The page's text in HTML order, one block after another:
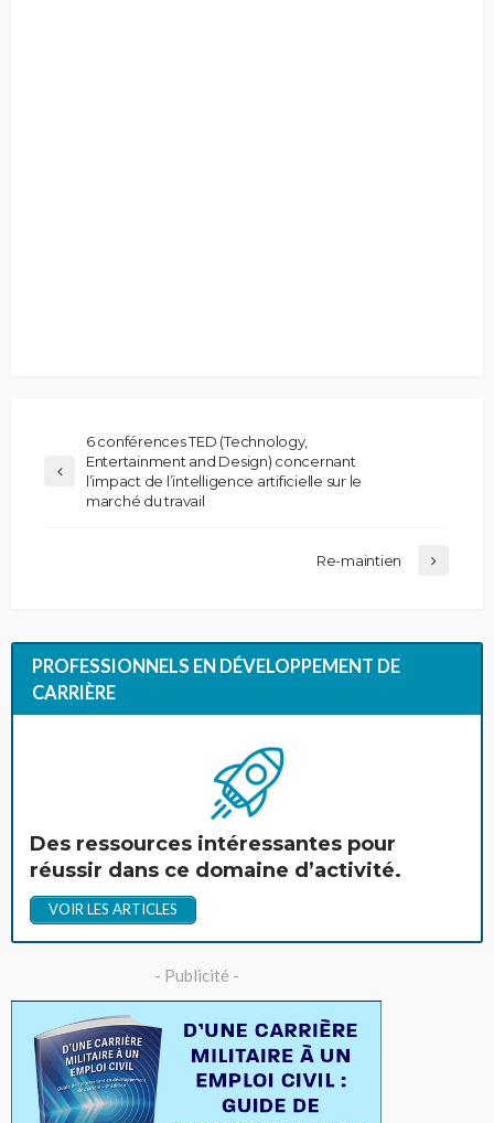
6 conférences TED (Technology,
Entertainment and Design) concernant
l’impact de l’intelligence artificielle sur le
marché du travail
Re-maintien
PROFESSIONNELS EN DÉVELOPPEMENT DE
CARRIÈRE
Des ressources intéressantes pour
réussir dans ce domaine d’activité.
VOIR LES ARTICLES
- Publicité -